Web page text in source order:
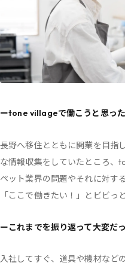
ーtone villageで働こうと思った
長野へ移住とともに開業を目指
な情報収集をしていたところ、
ペット業界の問題やそれに対す
「ここで働きたい！」とビビっ
ーこれまでを振り返って大変だ
入社してすぐ、道具や機材など